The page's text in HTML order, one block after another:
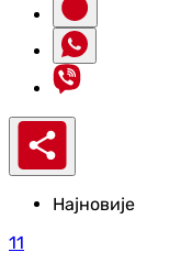
Најновије
11